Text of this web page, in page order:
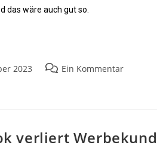
das wäre auch gut so.
2023 Ein Kommentar
verliert